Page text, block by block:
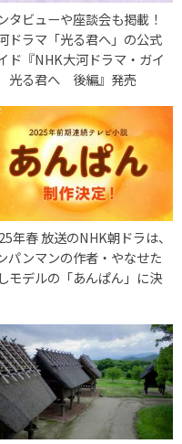
タビューや座談会も掲載！
ドラマ「光る君へ」の公式
ド『NHK大河ドラマ・ガイ
光る君へ 後編』発売
年春 放送のNHK朝ドラは、
パンマンの作者・やなせた
モデルの「あんぱん」に決